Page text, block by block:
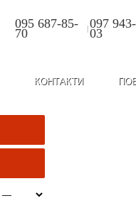
095 687-85-
70 | 097
03
КОНТАКТИ